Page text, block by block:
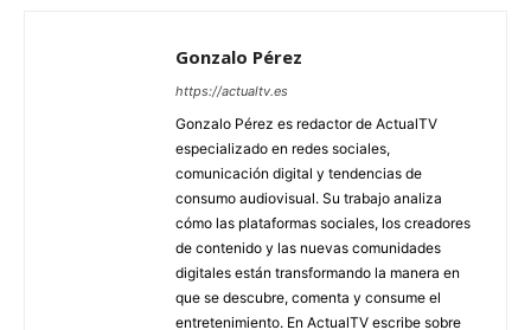
Gonzalo Pérez
https://actualtv.es
Gonzalo Pérez es redactor de ActualTV
especializado en redes sociales,
comunicación digital y tendencias de
consumo audiovisual. Su trabajo analiza
cómo las plataformas sociales, los creadores
de contenido y las nuevas comunidades
digitales están transformando la manera en
que se descubre, comenta y consume el
entretenimiento. En ActualTV escribe sobre